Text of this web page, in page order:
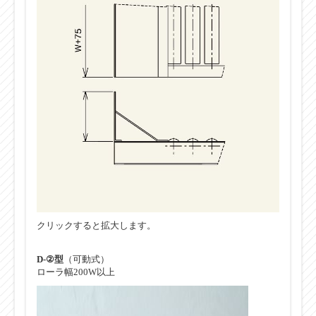
クリックすると拡大します。
D-②型 （可動式）
ローラ幅200W以上